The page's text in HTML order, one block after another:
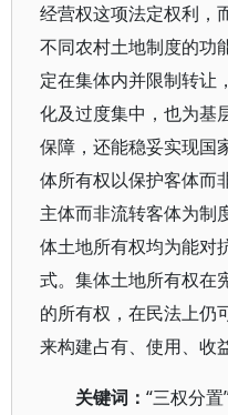
经营权这项法定权利，
不同农村土地制度的功
定在集体内并限制转让
化及过度集中，也为基
保障，还能稳妥实现国
体所有权以保护客体而
主体而非流转客体为制
体土地所有权均为能对
式。集体土地所有权在
的所有权，在民法上仍
来构建占有、使用、收
关键词： “三权分